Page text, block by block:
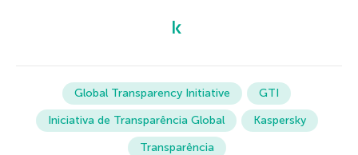
Global Transparency Initiative
GTI
Iniciativa de Transparência Global
Kaspersky
Transparência